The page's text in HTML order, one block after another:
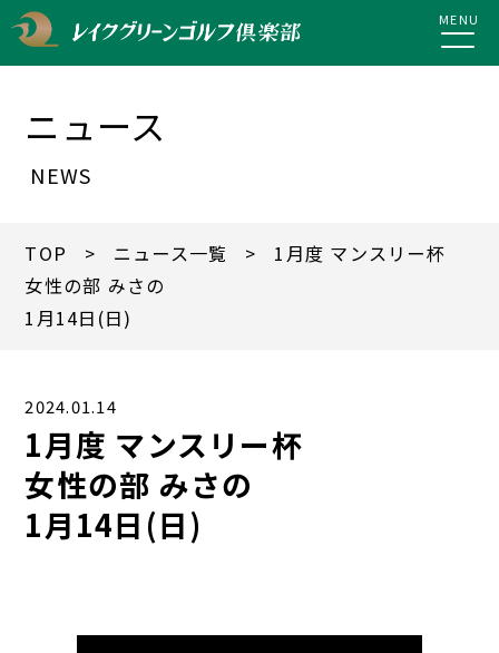
MENU
ニュース
NEWS
TOP > ニュース一覧
> 1月度 マンスリー杯
女性の部 みさの
1月14日(日)
2024.01.14
1月度 マンスリー杯
女性の部 みさの
1月14日(日)